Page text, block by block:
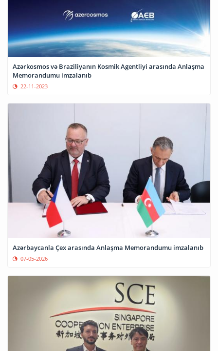
Azərkosmos və Braziliyanın Kosmik Agentliyi arasında Anlaşma
Memorandumu imzalanıb
22-11-2023
Azərbaycanla Çex arasında Anlaşma Memorandumu imzalanıb
07-05-2026